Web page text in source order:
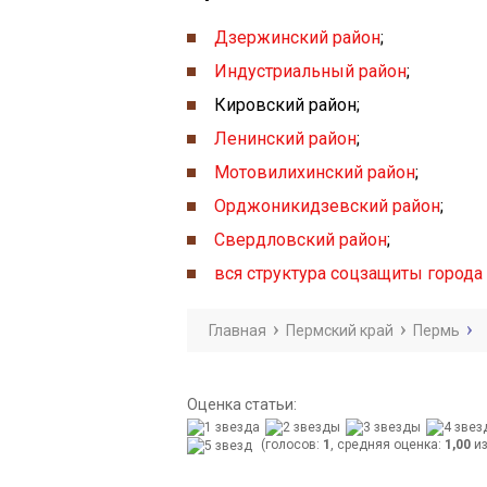
Дзержинский район;
Индустриальный район;
Кировский район;
Ленинский район;
Мотовилихинский район;
Орджоникидзевский район;
Свердловский район;
вся структура соцзащиты
Главная Пермский край Пермь
Оценка статьи:
(голосов: 1 , средняя оценка: 1,00